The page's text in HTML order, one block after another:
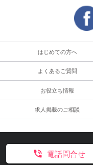
はじめての方へ
よくあるご質問
お役立ち情報
求人掲載のご相談
 電話問合せ